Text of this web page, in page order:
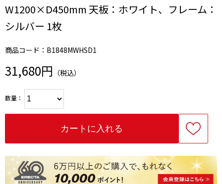
W1200×D450mm 天板：ホワイト、フレーム：
シルバー 1枚
商品コード：B1848MWHSD1
31,680円 （税込）
数量：